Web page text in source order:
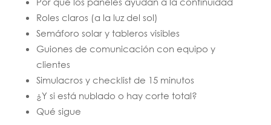
Roles claros (a la luz del sol)
Semáforo solar y tableros visibles
Guiones de comunicación con equipo y
clientes
Simulacros y checklist de 15 minutos
¿Y si está nublado o hay corte total?
Qué sigue